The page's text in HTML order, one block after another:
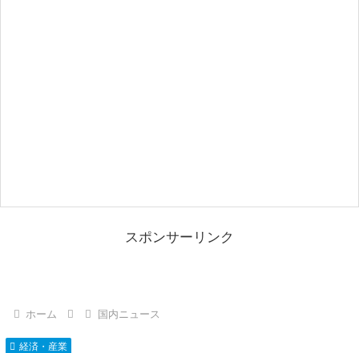
スポンサーリンク
ホーム 国内ニュース
経済・産業